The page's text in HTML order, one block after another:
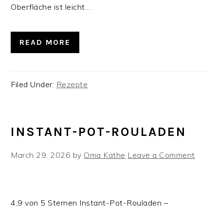
Oberfläche ist leicht…
READ MORE
Filed Under: Rezepte
INSTANT-POT-ROULADEN
March 29, 2026 by Oma Kathe Leave a Comment
4,9 von 5 Sternen Instant-Pot-Rouladen –